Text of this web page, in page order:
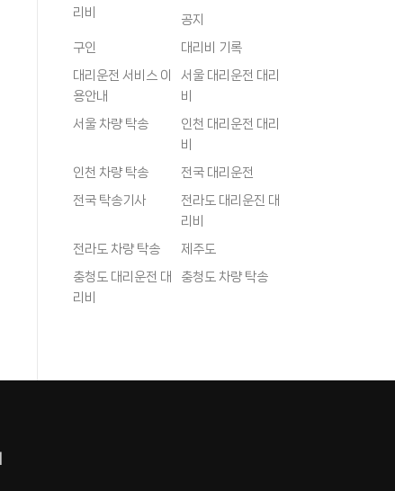
리비
공지
구인
대리비 기록
대리운전 서비스 이
용안내
서울 대리운전 대리
비
서울 차량 탁송
인천 대리운전 대리
비
인천 차량 탁송
전국 대리운전
전국 탁송기사
전라도 대리운진 대
리비
전라도 차량 탁송
제주도
충청도 대리운전 대
리비
충청도 차량 탁송